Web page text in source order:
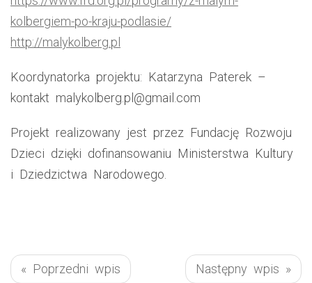
kolbergiem-po-kraju-podlasie/
http://malykolberg.pl
Koordynatorka projektu: Katarzyna Paterek –
kontakt malykolberg.pl@gmail.com
Projekt realizowany jest przez Fundację Rozwoju
Dzieci dzięki dofinansowaniu Ministerstwa Kultury
i Dziedzictwa Narodowego.
« Poprzedni wpis Następny wpis »